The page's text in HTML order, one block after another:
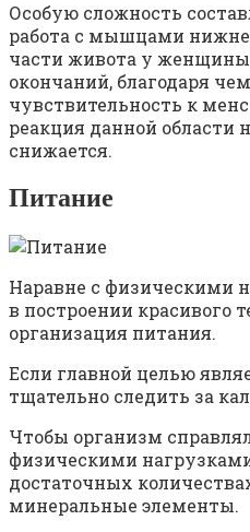
Особую сложность
работа с мышцами
части живота у
окончаний, благодаря
чувствительность к
реакция данной области
снижается.
Питание
Наравне с физическими
в построении красивого
организация питания.
Если главной целью
тщательно следить за
Чтобы организм
физическими
достаточных
минеральные элементы.